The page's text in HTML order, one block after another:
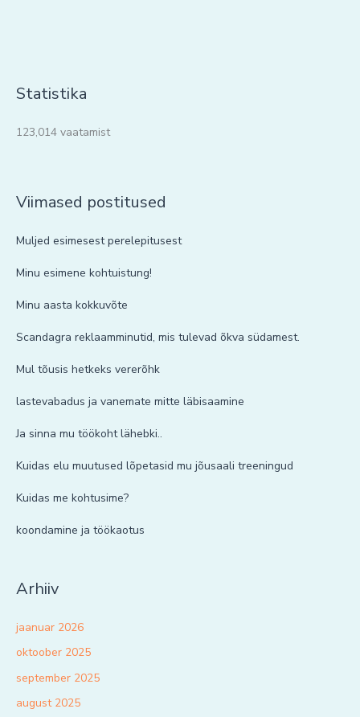
Statistika
123,014 vaatamist
Viimased postitused
Muljed esimesest perelepitusest
Minu esimene kohtuistung!
Minu aasta kokkuvõte
Scandagra reklaamminutid, mis tulevad õkva südamest.
Mul tõusis hetkeks vererõhk
lastevabadus ja vanemate mitte läbisaamine
Ja sinna mu töökoht lähebki..
Kuidas elu muutused lõpetasid mu jõusaali treeningud
Kuidas me kohtusime?
koondamine ja töökaotus
Arhiiv
jaanuar 2026
oktoober 2025
september 2025
august 2025